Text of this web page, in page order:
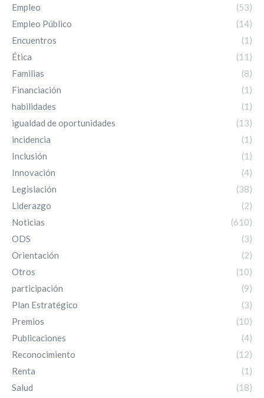
Empleo
(53)
Empleo Público
(14)
Encuentros
(1)
Ética
(11)
Familias
(8)
Financiación
(1)
habilidades
(1)
igualdad de oportunidades
(13)
incidencia
(1)
Inclusión
(1)
Innovación
(4)
Legislación
(38)
Liderazgo
(2)
Noticias
(610)
ODS
(3)
Orientación
(2)
Otros
(10)
participación
(9)
Plan Estratégico
(3)
Premios
(10)
Publicaciones
(4)
Reconocimiento
(12)
Renta
(1)
Salud
(18)